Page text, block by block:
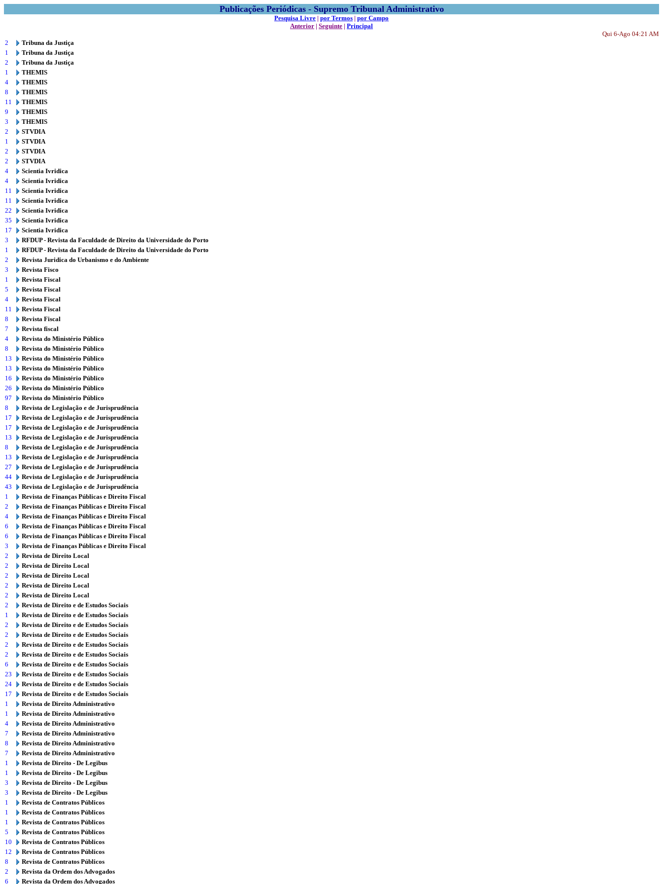
Publicações Periódicas - Supremo Tribunal Administrativo
Pesquisa Livre | por Termos | por Campo
Anterior | Seguinte | Principal
Qui 6-Ago 04:21 AM
2
Tribuna da Justiça
1
Tribuna da Justiça
2
Tribuna da Justiça
1
THEMIS
4
THEMIS
8
THEMIS
11
THEMIS
9
THEMIS
3
THEMIS
2
STVDIA
1
STVDIA
2
STVDIA
2
STVDIA
4
Scientia Ivridica
4
Scientia Ivridica
11
Scientia Ivridica
11
Scientia Ivridica
22
Scientia Ivridica
35
Scientia Ivridica
17
Scientia Ivridica
3
RFDUP - Revista da Faculdade de Direito da Universidade do Porto
1
RFDUP - Revista da Faculdade de Direito da Universidade do Porto
2
Revista Juridica do Urbanismo e do Ambiente
3
Revista Fisco
1
Revista Fiscal
5
Revista Fiscal
4
Revista Fiscal
11
Revista Fiscal
8
Revista Fiscal
7
Revista fiscal
4
Revista do Ministério Público
8
Revista do Ministério Público
13
Revista do Ministério Público
13
Revista do Ministério Público
16
Revista do Ministério Público
26
Revista do Ministério Público
97
Revista do Ministério Público
8
Revista de Legislação e de Jurisprudência
17
Revista de Legislação e de Jurisprudência
17
Revista de Legislação e de Jurisprudência
13
Revista de Legislação e de Jurisprudência
8
Revista de Legislação e de Jurisprudência
13
Revista de Legislação e de Jurisprudência
27
Revista de Legislação e de Jurisprudência
44
Revista de Legislação e de Jurisprudência
43
Revista de Legislação e de Jurisprudência
1
Revista de Finanças Públicas e Direito Fiscal
2
Revista de Finanças Públicas e Direito Fiscal
4
Revista de Finanças Públicas e Direito Fiscal
6
Revista de Finanças Públicas e Direito Fiscal
6
Revista de Finanças Públicas e Direito Fiscal
3
Revista de Finanças Públicas e Direito Fiscal
2
Revista de Direito Local
2
Revista de Direito Local
2
Revista de Direito Local
2
Revista de Direito Local
2
Revista de Direito Local
2
Revista de Direito e de Estudos Sociais
1
Revista de Direito e de Estudos Sociais
2
Revista de Direito e de Estudos Sociais
2
Revista de Direito e de Estudos Sociais
2
Revista de Direito e de Estudos Sociais
2
Revista de Direito e de Estudos Sociais
6
Revista de Direito e de Estudos Sociais
23
Revista de Direito e de Estudos Sociais
24
Revista de Direito e de Estudos Sociais
17
Revista de Direito e de Estudos Sociais
1
Revista de Direito Administrativo
1
Revista de Direito Administrativo
4
Revista de Direito Administrativo
7
Revista de Direito Administrativo
8
Revista de Direito Administrativo
7
Revista de Direito Administrativo
1
Revista de Direito - De Legibus
1
Revista de Direito - De Legibus
3
Revista de Direito - De Legibus
3
Revista de Direito - De Legibus
1
Revista de Contratos Públicos
1
Revista de Contratos Públicos
1
Revista de Contratos Públicos
5
Revista de Contratos Públicos
10
Revista de Contratos Públicos
12
Revista de Contratos Públicos
8
Revista de Contratos Públicos
2
Revista da Ordem dos Advogados
6
Revista da Ordem dos Advogados